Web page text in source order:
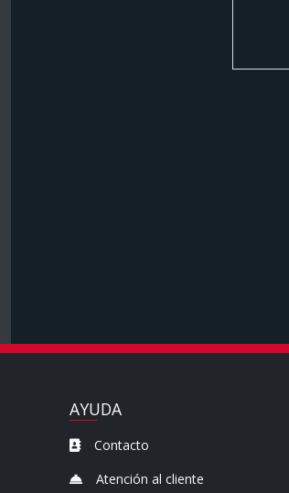
AYUDA
Contacto
Atención al cliente